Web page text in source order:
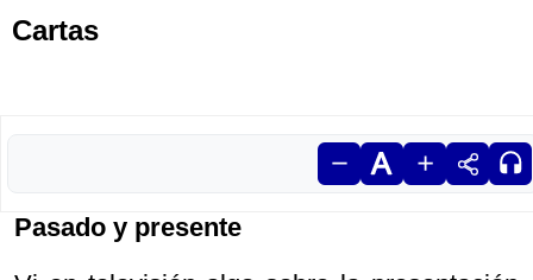
Cartas
Pasado y presente